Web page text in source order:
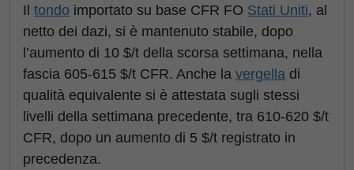
Il tondo importato su base CFR FO Stati Uniti, al
netto dei dazi, si è mantenuto stabile, dopo
l’aumento di 10 $/t della scorsa settimana, nella
fascia 605-615 $/t CFR. Anche la vergella di
qualità equivalente si è attestata sugli stessi
livelli della settimana precedente, tra 610-620 $/t
CFR, dopo un aumento di 5 $/t registrato in
precedenza.